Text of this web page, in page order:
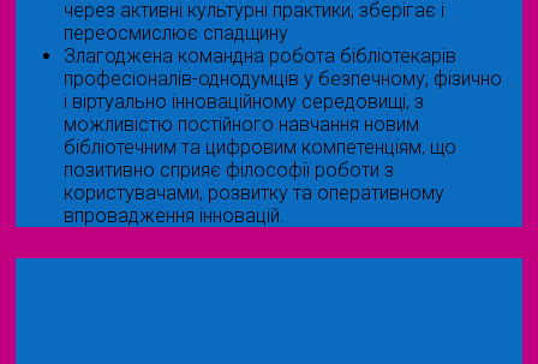
через активні культурні практики, зберігає і
переосмислює спадщину
Злагоджена командна робота бібліотекарів
професіоналів-однодумців у безпечному, фізично
і віртуально інноваційному середовищі, з
можливістю постійного навчання новим
бібліотечним та цифровим компетенціям, що
позитивно сприяє філософії роботи з
користувачами, розвитку та оперативному
впровадження інновацій.